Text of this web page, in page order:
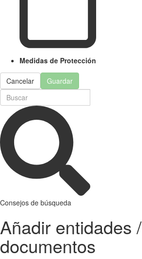
Medidas de Protección
Cancelar Guardar
Consejos de búsqueda
Añadir entidades /
documentos